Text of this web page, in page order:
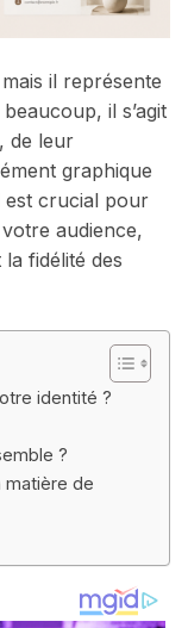
il représente
il s’agit
de leur
graphique
est crucial pour
audience,
fidélité des
identité ?
?
matière de